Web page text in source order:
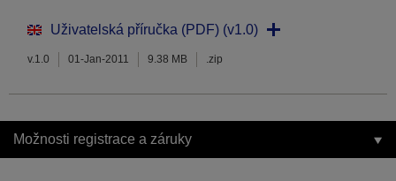
Uživatelská příručka (PDF) (v1.0)
v.1.0 01-Jan-2011 9.38 MB .zip
Možnosti registrace a záruky